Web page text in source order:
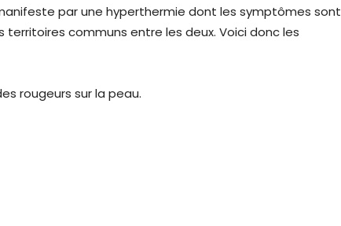
par une hyperthermie dont les symptômes sont
communs entre les deux. Voici donc les
rougeurs sur la peau.